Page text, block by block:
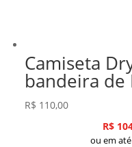
Camiseta
bandeira de
R$ 110,00
R$
ou em